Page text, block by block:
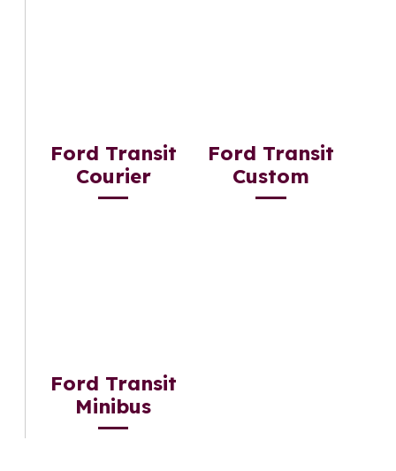
Ford Transit
Courier
Ford Transit
Custom
Ford Transit
Minibus